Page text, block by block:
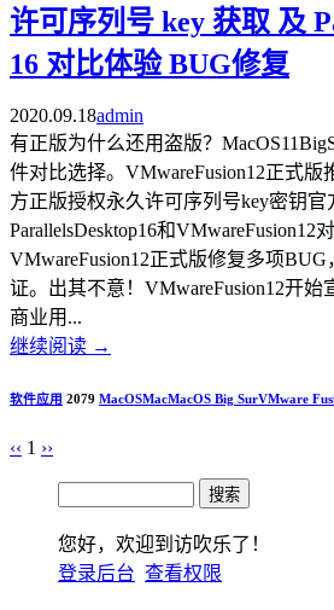
许可序列号 key 获取 及
16 对比体验 BUG修复
2020.09.18admin
有正版为什么还用盗版？
件对比选择。VMwareFusion12正式版
方正版授权永久许可序列号key密钥官
ParallelsDesktop16和VMwareFusion12
VMwareFusion12正式版修复多项
证。出其不意！VMwareFusion12开
商业用...
继续阅读 →
软件应用 2079 MacOSMacMacOS Big SurVMware
‹‹ 1 ››
您好，欢迎到访吹乐了！
登录后台 查看权限